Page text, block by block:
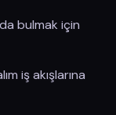
bulmak için
iş akışlarına